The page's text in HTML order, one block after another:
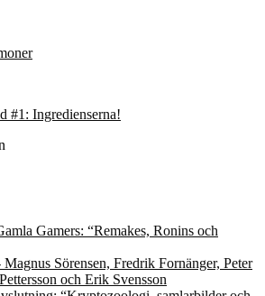
#1: Ingredienserna!
Gamers: “Remakes, Ronins och